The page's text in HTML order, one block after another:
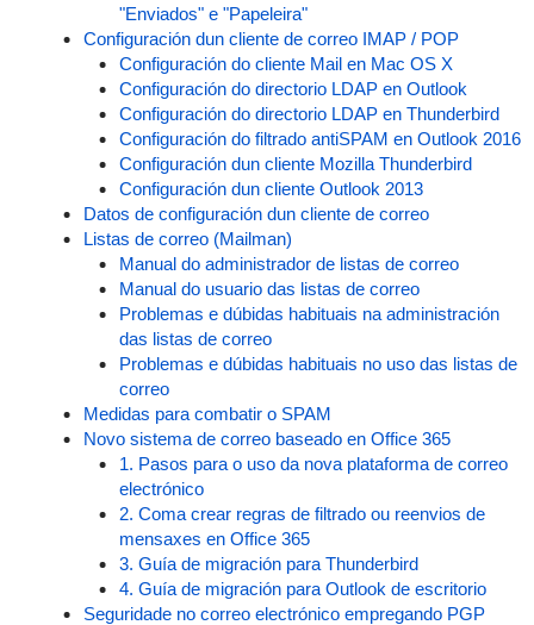
"Enviados" e "Papeleira"
Configuración dun cliente de correo IMAP / POP
Configuración do cliente Mail en Mac OS X
Configuración do directorio LDAP en Outlook
Configuración do directorio LDAP en Thunderbird
Configuración do filtrado antiSPAM en Outlook 2016
Configuración dun cliente Mozilla Thunderbird
Configuración dun cliente Outlook 2013
Datos de configuración dun cliente de correo
Listas de correo (Mailman)
Manual do administrador de listas de correo
Manual do usuario das listas de correo
Problemas e dúbidas habituais na administración
das listas de correo
Problemas e dúbidas habituais no uso das listas de
correo
Medidas para combatir o SPAM
Novo sistema de correo baseado en Office 365
1. Pasos para o uso da nova plataforma de correo
electrónico
2. Coma crear regras de filtrado ou reenvios de
mensaxes en Office 365
3. Guía de migración para Thunderbird
4. Guía de migración para Outlook de escritorio
Seguridade no correo electrónico empregando PGP